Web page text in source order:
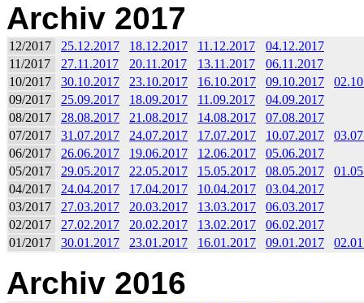
Archiv 2017
12/2017 25.12.2017 18.12.2017 11.12.2017
04.12.2017
11/2017
27.11.2017 20.11.2017 13.11.2017
06.11.2017
10/2017
30.10.2017 23.10.2017 16.10.2017 09.10.2017
09/2017
25.09.2017 18.09.2017 11.09.2017
04.09.2017
08/2017
28.08.2017 21.08.2017 14.08.2017
07.08.2017
07/2017
31.07.2017 24.07.2017 17.07.2017 10.07.2017
06/2017
26.06.2017 19.06.2017 12.06.2017
05.06.2017
05/2017
29.05.2017 22.05.2017 15.05.2017 08.05.2017
04/2017
24.04.2017 17.04.2017 10.04.2017
03.04.2017
03/2017
27.03.2017 20.03.2017 13.03.2017
06.03.2017
02/2017
27.02.2017 20.02.2017 13.02.2017
06.02.2017
01/2017
30.01.2017 23.01.2017 16.01.2017 09.01.2017
Archiv 2016